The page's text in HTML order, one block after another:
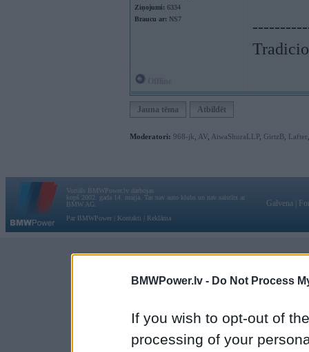
BMWPower.lv - Do Not Process
If you wish to opt-out of
processing of your
Ziņojumi: 6334
Braucu ar: NS7
Jauna tēma Atbildēt
Moderatori: 968-jk AV AiwaShuraLLP, GirtzB Lafter
Vortāls BMWPower.lv darbojas
kopš 2002. gada 14. maija. Tas nav auto klubs un nav saistīts ar
BMW AG.
Par BMWPower
Kontakti Reklāma
Galvena